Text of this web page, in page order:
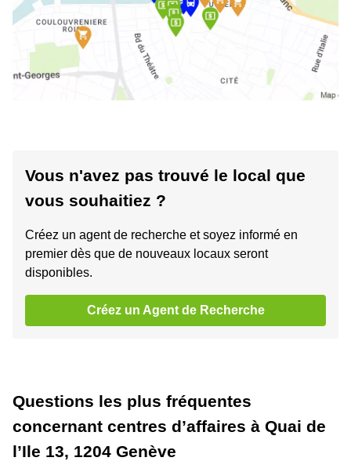
Vous n'avez pas trouvé le local que
vous souhaitiez ?
Créez un agent de recherche et soyez informé en
premier dès que de nouveaux locaux seront
disponibles.
Créez un Agent de Recherche
Questions les plus fréquentes
concernant centres d’affaires à Quai de
l’Ile 13, 1204 Genève